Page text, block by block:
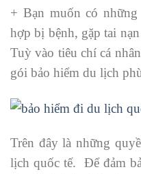
+ Bạn muốn có
hợp bị bệnh, gặp tai
Tuỳ vào tiêu chí cá
gói bảo hiểm du lịch
Trên đây là những
lịch quốc tế. Để đảm